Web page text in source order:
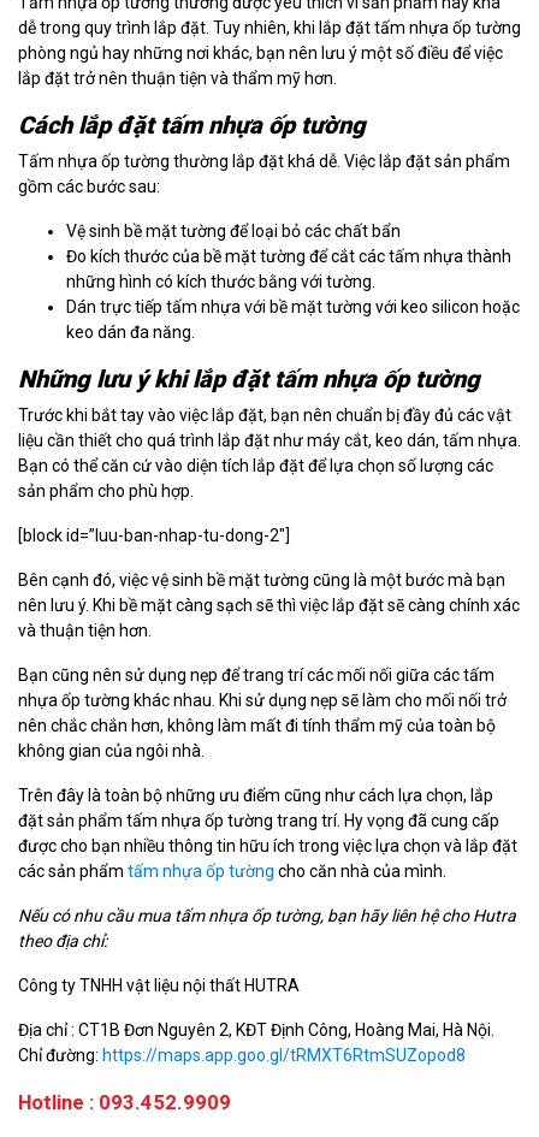
dễ trong quy trình lắp đặt. Tuy nhiên, khi lắp đặt tấm nhựa ốp tường
phòng ngủ hay những nơi khác, bạn nên lưu ý một số điều để việc
lắp đặt trở nên thuận tiện và thẩm mỹ hơn.
Cách lắp đặt tấm nhựa ốp tường
Tấm nhựa ốp tường thường lắp đặt khá dễ. Việc lắp đặt sản phẩm
gồm các bước sau:
Vệ sinh bề mặt tường để loại bỏ các chất bẩn
Đo kích thước của bề mặt tường để cắt các tấm nhựa thành
những hình có kích thước bằng với tường.
Dán trực tiếp tấm nhựa với bề mặt tường với keo silicon hoặc
keo dán đa năng.
Những lưu ý khi lắp đặt tấm nhựa ốp tường
Trước khi bắt tay vào việc lắp đặt, bạn nên chuẩn bị đầy đủ các vật
liệu cần thiết cho quá trình lắp đặt như máy cắt, keo dán, tấm nhựa.
Bạn có thể căn cứ vào diện tích lắp đặt để lựa chọn số lượng các
sản phẩm cho phù hợp.
[block id=”luu-ban-nhap-tu-dong-2″]
Bên cạnh đó, việc vệ sinh bề mặt tường cũng là một bước mà bạn
nên lưu ý. Khi bề mặt càng sạch sẽ thì việc lắp đặt sẽ càng chính xác
và thuận tiện hơn.
Bạn cũng nên sử dụng nẹp để trang trí các mối nối giữa các tấm
nhựa ốp tường khác nhau. Khi sử dụng nẹp sẽ làm cho mối nối trở
nên chắc chắn hơn, không làm mất đi tính thẩm mỹ của toàn bộ
không gian của ngôi nhà.
Trên đây là toàn bộ những ưu điểm cũng như cách lựa chọn, lắp
đặt sản phẩm tấm nhựa ốp tường trang trí. Hy vọng đã cung cấp
được cho bạn nhiều thông tin hữu ích trong việc lựa chọn và lắp đặt
các sản phẩm tấm nhựa ốp tường cho căn nhà của mình.
Nếu có nhu cầu mua tấm nhựa ốp tường, bạn hãy liên hệ cho Hutra
theo địa chỉ:
Công ty TNHH vật liệu nội thất HUTRA
Địa chỉ : CT1B Đơn Nguyên 2, KĐT Định Công, Hoàng Mai, Hà Nội.
Chỉ đường: https://maps.app.goo.gl/tRMXT6RtmSUZopod8
Hotline : 093.452.9909